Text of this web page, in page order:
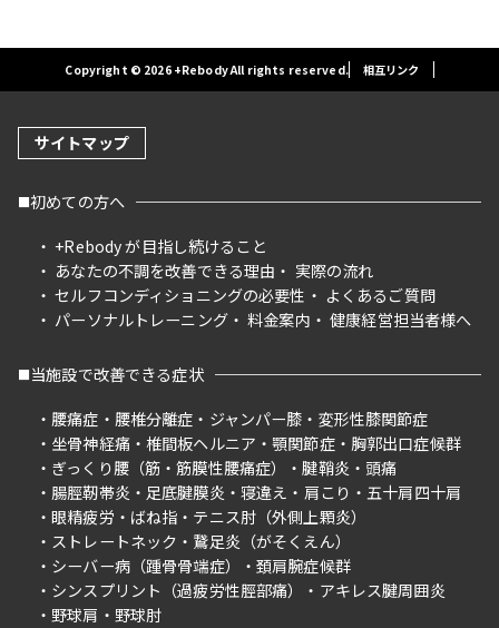
Copyright © 2026 +Rebody All rights reserved. 相互リンク
サイトマップ
初めての方へ
+Rebody が目指し続けること
あなたの不調を改善できる理由
実際の流れ
セルフコンディショニングの必要性
よくあるご質問
パーソナルトレーニング
料金案内 健康経営担当者様へ
当施設で改善できる症状
腰痛症
腰椎分離症 ジャンパー膝
変形性膝関節症
坐骨神経痛
椎間板ヘルニア 顎関節症
胸郭出口症候群
ぎっくり腰（筋・筋膜性腰痛症）
腱鞘炎
頭痛
腸脛靭帯炎
足底腱膜炎 寝違え 肩こり
五十肩四十肩
眼精疲労
ばね指
テニス肘（外側上顆炎）
ストレートネック
鵞足炎（がそくえん）
シーバー病（踵骨骨端症）
頚肩腕症候群
シンスプリント（過疲労性脛部痛）
アキレス腱周囲炎
野球肩
野球肘